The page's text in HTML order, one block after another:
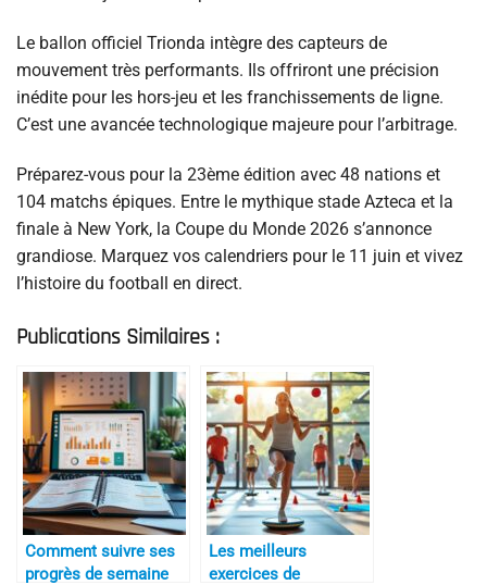
Le ballon officiel Trionda intègre des capteurs de
mouvement très performants. Ils offriront une précision
inédite pour les hors-jeu et les franchissements de ligne.
C’est une avancée technologique majeure pour l’arbitrage.
Préparez-vous pour la 23ème édition avec 48 nations et
104 matchs épiques. Entre le mythique stade Azteca et la
finale à New York, la Coupe du Monde 2026 s’annonce
grandiose. Marquez vos calendriers pour le 11 juin et vivez
l’histoire du football en direct.
Publications Similaires :
Comment suivre ses
progrès de semaine
Les meilleurs
exercices de